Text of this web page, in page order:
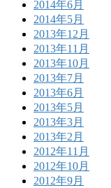
2014年6月
2014年5月
2013年12月
2013年11月
2013年10月
2013年7月
2013年6月
2013年5月
2013年3月
2013年2月
2012年11月
2012年10月
2012年9月